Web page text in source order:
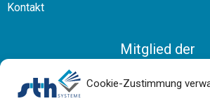
Cookie-Zustimmung
Kontakt
Mitglied der
Bundesvereinigung